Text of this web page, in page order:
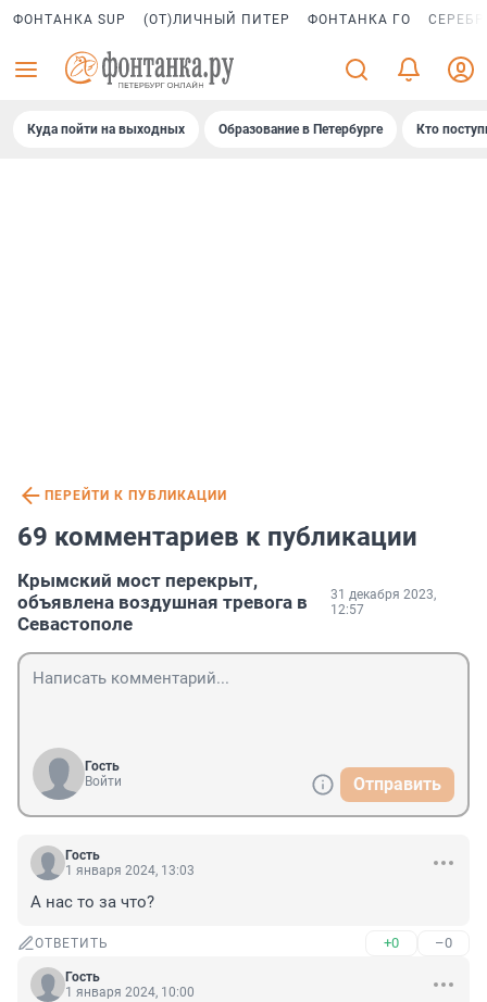
ФОНТАНКА SUP (ОТ)ЛИЧНЫЙ ПИТЕР ФОНТАНКА ГО
Куда пойти на выходных Образование в Петербурге Кто
ПЕРЕЙТИ К ПУБЛИКАЦИИ
69 комментариев к публикации
Крымский мост перекрыт,
объявлена воздушная тревога в
Севастополе
31 декабря 2023,
12:57
Гость
Войти
Отправить
Гость
1 января 2024, 13:03
А нас то за что?
ОТВЕТИТЬ +0 –0
Гость
1 января 2024, 10:00